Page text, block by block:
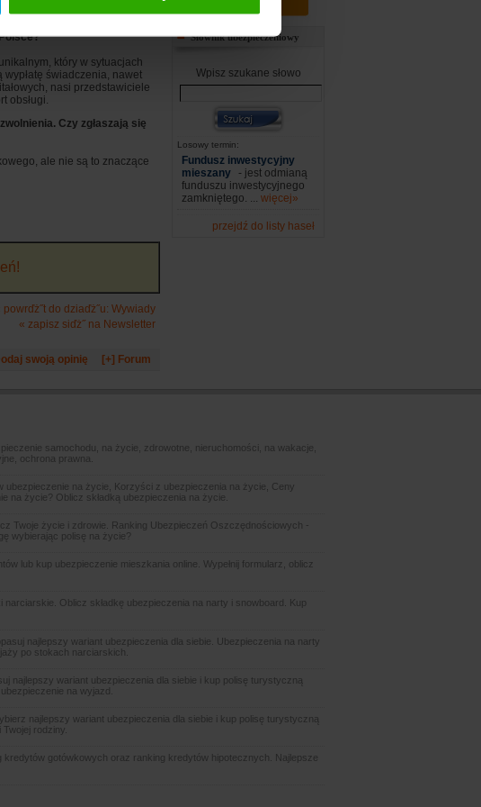
który w sytuacjach
świadczenia, nawet
nasi przedstawiciele
obsługi.
Czy zgłaszają się
ale nie są to znaczące
powrďż˝t do dziaďż˝u: Wywiady
« zapisz siďż˝ na Newsletter
swoją opinię [+] Forum
Słownik ubezpieczeniowy
Wpisz szukane słowo
Losowy termin:
Fundusz inwestycyjny
mieszany
- jest odmianą
funduszu inwestycyjnego
zamkniętego. ... więcej»
przejdź do listy haseł
samochodu, na życie, zdrowotne, nieruchomości, na wakacje,
ochrona prawna.
na życie, Korzyści z ubezpieczenia na życie, Ceny
na życie? Oblicz składką ubezpieczenia na życie.
Twoje życie i zdrowie. Ranking Ubezpieczeń Oszczędnościowych -
wybierając polisę na życie?
lub kup ubezpieczenie mieszkania online. Wypełnij formularz, oblicz
Oblicz składkę ubezpieczenia na narty i snowboard. Kup
najlepszy wariant ubezpieczenia dla siebie. Ubezpieczenia na narty
po stokach narciarskich.
najlepszy wariant ubezpieczenia dla siebie i kup polisę turystyczną
na wyjazd.
najlepszy wariant ubezpieczenia dla siebie i kup polisę turystyczną
rodziny.
gotówkowych oraz ranking kredytów hipotecznych. Najlepsze